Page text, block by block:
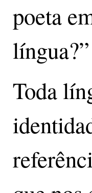
poeta
língua?”
Toda